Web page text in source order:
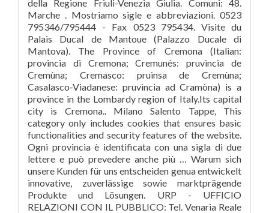
della Regione Friuli-Venezia Giulia. Comuni: 48.
Marche . Mostriamo sigle e abbreviazioni. 0523
795346/795444 - Fax 0523 795434. Visite du
Palais Ducal de Mantoue (Palazzo Ducale di
Mantova). The Province of Cremona (Italian:
provincia di Cremona; Cremunés: pruvìncia de
Cremùna; Cremasco: pruìnsa de Cremùna;
Casalasco-Viadanese: pruvìncia ad Cramòna) is a
province in the Lombardy region of Italy.Its capital
city is Cremona.. Milano Salento Tappe, This
category only includes cookies that ensures basic
functionalities and security features of the website.
Ogni provincia è identificata con una sigla di due
lettere e può prevedere anche più … Warum sich
unsere Kunden für uns entscheiden genua entwickelt
innovative, zuverlässige sowie marktprägende
Produkte und Lösungen. URP - UFFICIO
RELAZIONI CON IL PUBBLICO: Tel. Venaria Reale